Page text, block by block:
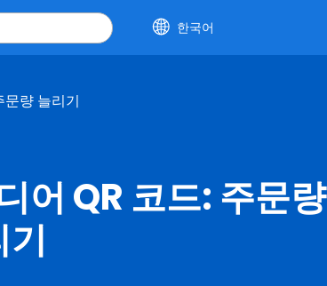
한국어
량 늘리기
어 QR 코드: 주문량
기